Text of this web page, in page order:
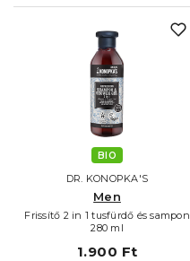
BIO
DR. KONOPKA'S
Men
Frissítő 2 in 1 tusfürdő és sampon
280 ml
1.900 Ft